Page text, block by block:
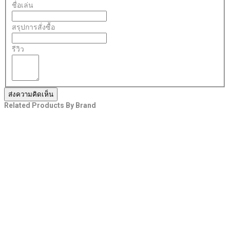
ชื่อเล่น
สรุปการสั่งซื้อ
รีวิว
ส่งความคิดเห็น
Related Products By Brand